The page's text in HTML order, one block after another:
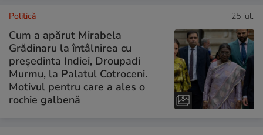
Politică 25 iul.
Cum a apărut Mirabela
Grădinaru la întâlnirea cu
președinta Indiei, Droupadi
Murmu, la Palatul Cotroceni.
Motivul pentru care a ales o
rochie galbenă